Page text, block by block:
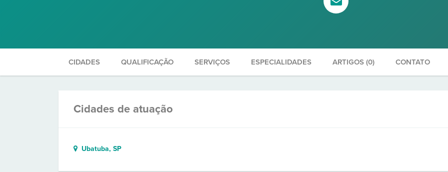
CIDADES QUALIFICAÇÃO SERVIÇOS ESPECIALIDADES ARTIGOS (0) CONTATO
Cidades de atuação
Ubatuba, SP